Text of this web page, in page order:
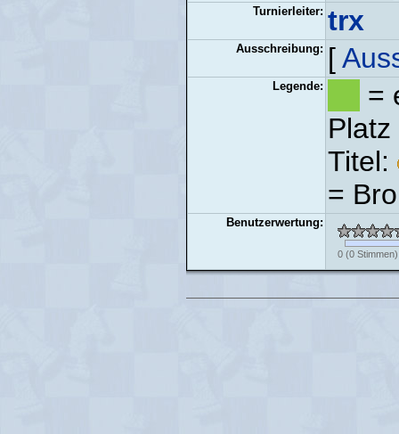
Turnierleiter: trx
Ausschreibung: [
Legende:
=
Platz
Titel:
=
Benutzerwertung:
0 (0 Stimmen)